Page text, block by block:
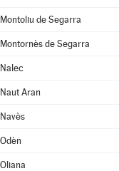
Montoliu de Segarra
Montornès de Segarra
Nalec
Naut Aran
Navès
Odèn
Oliana